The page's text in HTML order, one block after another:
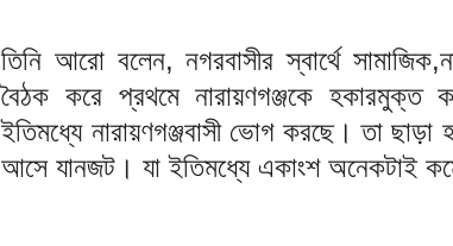
তিনি আরো বলেন, নগরবাসীর স্বার্থে
বৈঠক করে প্রথমে নারায়ণগঞ্জকে
ইতিমধ্যে নারায়ণগঞ্জবাসী ভোগ করছে। তা ছাড়া
আসে যানজট। যা ইতিমধ্যে একাংশ অনেকটাই